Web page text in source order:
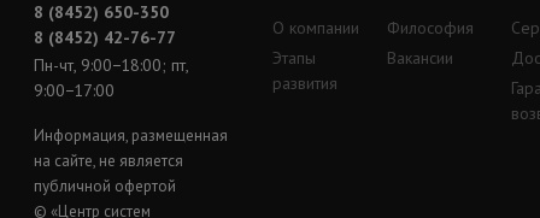
8 (8452) 650-350
8 (8452) 42-76-77
Пн-чт, 9:00−18:00; пт,
9:00−17:00
Информация, размещенная
на сайте, не является
публичной офертой
© «Центр систем
О компании
Этапы
развития
Философия
Вакансии